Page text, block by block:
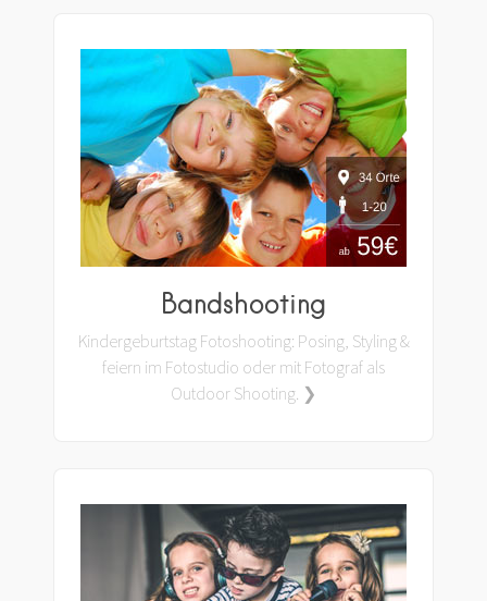
Bandshooting
Kindergeburtstag Fotoshooting: Posing, Styling &
feiern im Fotostudio oder mit Fotograf als
Outdoor Shooting. ❯